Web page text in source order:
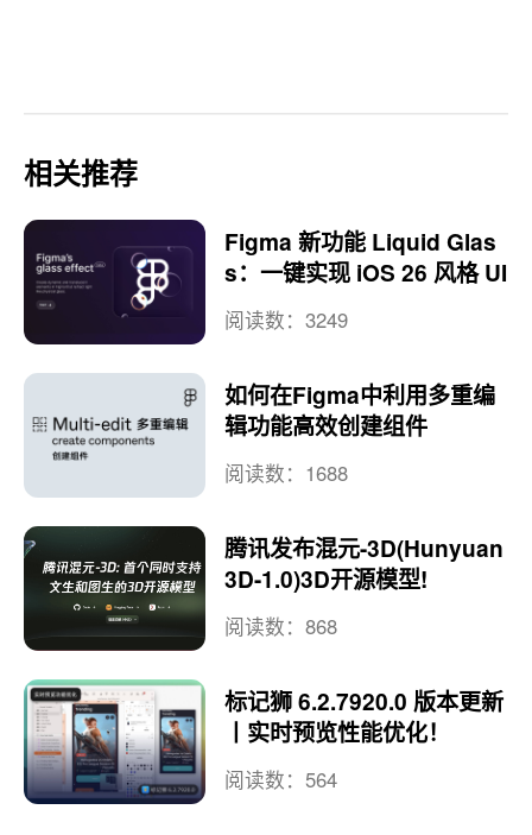
相关推荐
Figma 新功能 Liquid Glas
s：一键实现 iOS 26 风格 UI
阅读数：3249
如何在Figma中利用多重编
辑功能高效创建组件
阅读数：1688
腾讯发布混元-3D(Hunyuan
3D-1.0)3D开源模型!
阅读数：868
标记狮 6.2.7920.0 版本更新
丨实时预览性能优化！
阅读数：564